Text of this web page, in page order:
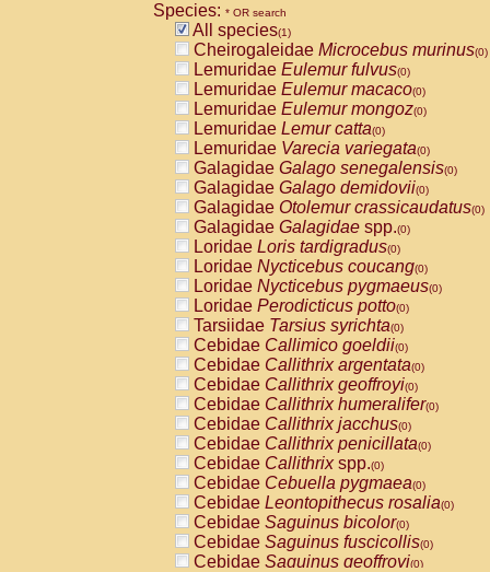
Species: * OR search
All species(1)
Cheirogaleidae Microcebus murinus(0)
Lemuridae Eulemur fulvus(0)
Lemuridae Eulemur macaco(0)
Lemuridae Eulemur mongoz(0)
Lemuridae Lemur catta(0)
Lemuridae Varecia variegata(0)
Galagidae Galago senegalensis(0)
Galagidae Galago demidovii(0)
Galagidae Otolemur crassicaudatus(0)
Galagidae Galagidae spp.(0)
Loridae Loris tardigradus(0)
Loridae Nycticebus coucang(0)
Loridae Nycticebus pygmaeus(0)
Loridae Perodicticus potto(0)
Tarsiidae Tarsius syrichta(0)
Cebidae Callimico goeldii(0)
Cebidae Callithrix argentata(0)
Cebidae Callithrix geoffroyi(0)
Cebidae Callithrix humeralifer(0)
Cebidae Callithrix jacchus(0)
Cebidae Callithrix penicillata(0)
Cebidae Callithrixspp.(0)
Cebidae Cebuella pygmaea(0)
Cebidae Leontopithecus rosalia(0)
Cebidae Saguinus bicolor(0)
Cebidae Saguinus fuscicollis(0)
Cebidae Saguinus geoffroyi(0)